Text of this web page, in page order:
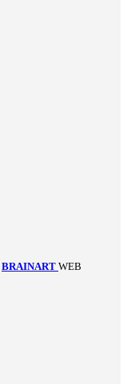
BRAINART WEB